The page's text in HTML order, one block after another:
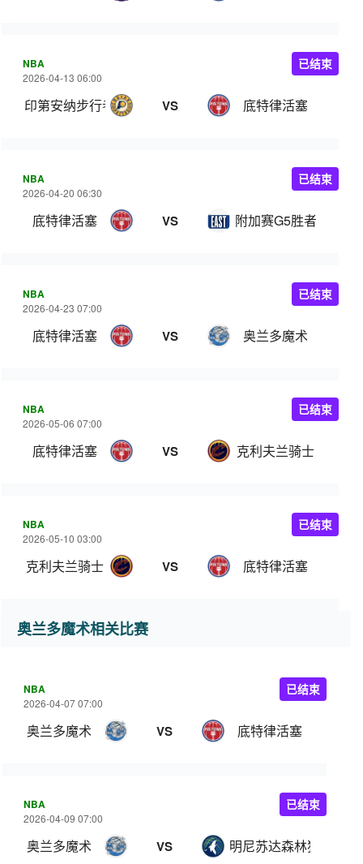
NBA
2026-04-13 06:00
印第安纳步行者 VS 底特律活塞
已结束
NBA
2026-04-20 06:30
底特律活塞 VS 附加赛G5胜者
已结束
NBA
2026-04-23 07:00
底特律活塞 VS 奥兰多魔术
已结束
NBA
2026-05-06 07:00
底特律活塞 VS 克利夫兰骑士
已结束
NBA
2026-05-10 03:00
克利夫兰骑士 VS 底特律活塞
已结束
奥兰多魔术相关比赛
NBA
2026-04-07 07:00
奥兰多魔术 VS 底特律活塞
已结束
NBA
2026-04-09 07:00
奥兰多魔术 VS 明尼苏达森林狼
已结束